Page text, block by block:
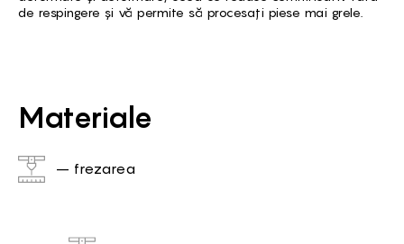
de respingere și vă permite să procesați piese mai grele.
Materiale
– frezarea